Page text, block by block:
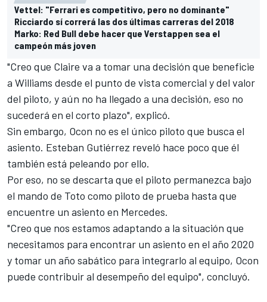
Vettel: "Ferrari es competitivo, pero no dominante"
Ricciardo sí correrá las dos últimas carreras del 2018
Marko: Red Bull debe hacer que Verstappen sea el
campeón más joven
"Creo que Claire va a tomar una decisión que beneficie
a Williams desde el punto de vista comercial y del valor
del piloto, y aún no ha llegado a una decisión, eso no
sucederá en el corto plazo", explicó.
Sin embargo, Ocon no es el único piloto que busca el
asiento. Esteban Gutiérrez reveló hace poco que él
también está peleando por ello.
Por eso, no se descarta que el piloto permanezca bajo
el mando de Toto como piloto de prueba hasta que
encuentre un asiento en Mercedes.
"Creo que nos estamos adaptando a la situación que
necesitamos para encontrar un asiento en el año 2020
y tomar un año sabático para integrarlo al equipo, Ocon
puede contribuir al desempeño del equipo", concluyó.